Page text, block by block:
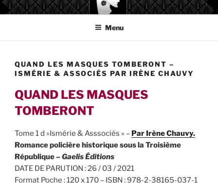
Aller
au
GAELIS ÉDITIONS
Menu
QUAND LES MASQUES TOMBERONT –
ISMÉRIE & ASSOCIÉS PAR IRÈNE CHAUVY
QUAND LES MASQUES
TOMBERONT
Tome 1 d »Ismérie & Asssociés » – Par Irène Chauvy.
Romance policière historique sous la Troisième
République– GaelisÉditions
DATE DE PARUTION : 26 / 03 / 2021
Format Poche : 120 x 170 – ISBN : 978-2-38165-037-1